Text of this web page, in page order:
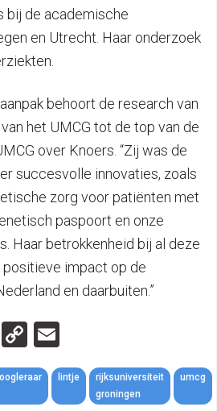
bij de academische
en Utrecht. Haar onderzoek
behoort de research van
het UMCG tot de top van de
over Knoers. “Zij was de
succesvolle innovaties, zoals
zorg voor patiënten met
paspoort en onze
Haar betrokkenheid bij al deze
impact op de
en daarbuiten.”
WhatsApp
Copy
Link
lintje
rijksuniversiteit
groningen
umcg